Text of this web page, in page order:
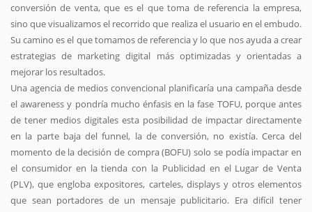
conversión de venta, que es el que toma de referencia la empresa,
sino que visualizamos el recorrido que realiza el usuario en el embudo.
Su camino es el que tomamos de referencia y lo que nos ayuda a crear
estrategias de marketing digital más optimizadas y orientadas a
mejorar los resultados.
Una agencia de medios convencional planificaría una campaña desde
el awareness y pondría mucho énfasis en la fase TOFU, porque antes
de tener medios digitales esta posibilidad de impactar directamente
en la parte baja del funnel, la de conversión, no existía. Cerca del
momento de la decisión de compra (BOFU) solo se podía impactar en
el consumidor en la tienda con la Publicidad en el Lugar de Venta
(PLV), que engloba expositores, carteles, displays y otros elementos
que sean portadores de un mensaje publicitario. Era difícil tener